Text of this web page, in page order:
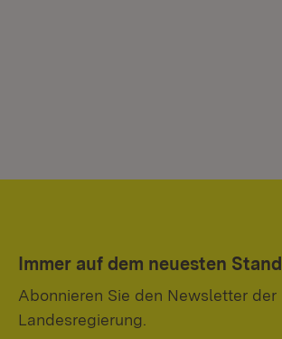
Immer auf dem neuesten Stand
Abonnieren Sie den Newsletter der
Landesregierung.